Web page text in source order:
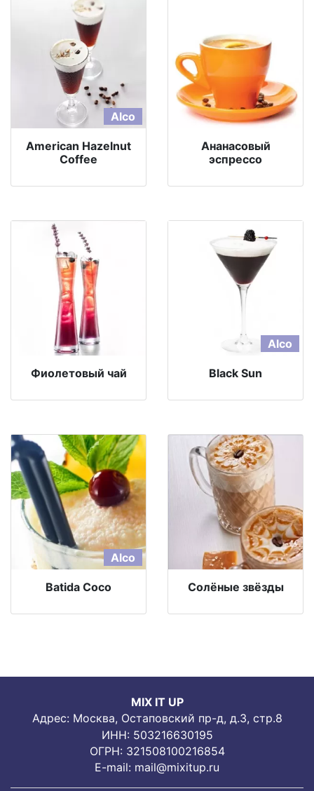
Alco
American Hazelnut
Coffee
Ананасовый
эспрессо
Фиолетовый чай
Alco
Black Sun
Alco
Batida Coco Солёные звёзды
MIX IT UP
Адрес: Москва, Остаповский пр-д, д.3, стр.8
ИНН: 503216630195
ОГРН: 321508100216854
E-mail: mail@mixitup.ru